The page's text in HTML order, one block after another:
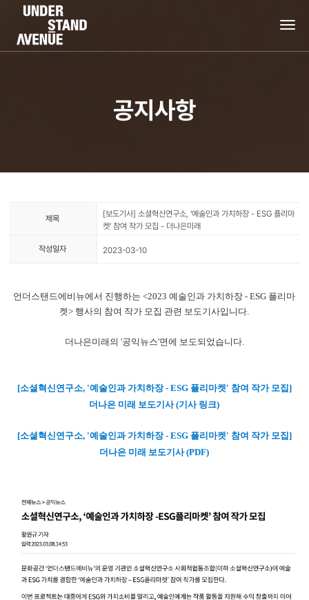
공지사항
제목
[보도기사] 소셜혁신연구소, ‘예술인과 가치하장 - ESG 플리마
켓’ 참여 작가 모집 - 더나은미래
작성일자 2023-03-10
언더스탠드에비뉴에서 진행하는<2023 예술인과 가치하장 - ESG 플리마
켓> 행사의 참여 작가 모집 관련 보도기사입니다.
더나은미래의 '공익뉴스'면에 보도되었습니다.
[소셜혁신연구소, '예술인과 가치하장 - ESG 플리마켓' 참여 작가 모집]
더나은 미래 보도기사(기사 링크)
[소셜혁신연구소, '예술인과 가치하장 - ESG 플리마켓' 참여 작가 모집]
더나은 미래 보도기사 (PDF)